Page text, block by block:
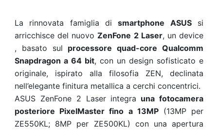
La rinnovata famiglia dismartphone ASUSsi
arricchisce del nuovoZenFone 2 Laser, un device
, basato sul processore quad-core Qualcomm
Snapdragon a 64 bit, con un design sofisticato e
originale, ispirato alla filosofia ZEN, declinata
nell’elegante finitura metallica a cerchi concentrici.
ASUS ZenFone 2 Laser integra una fotocamera
posteriore PixelMaster fino a 13MP(13MP per
ZE550KL; 8MP per ZE500KL) con una apertura